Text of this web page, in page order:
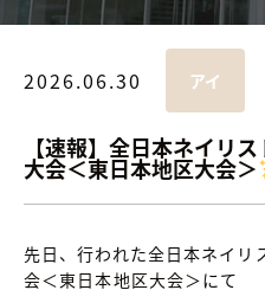
2026.06.30 アイ
【速報】全日本ネイリ
大会＜東日本地区大会＞
先日、行われた全日本ネイリ
会＜東日本地区大会＞にて